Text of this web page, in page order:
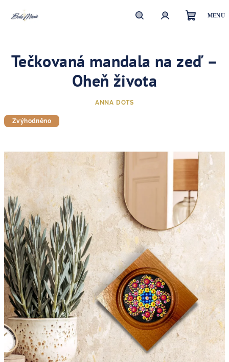
košík
Tečkovaná mandala na zeď –
Oheň života
ANNA DOTS
Zvýhodněno